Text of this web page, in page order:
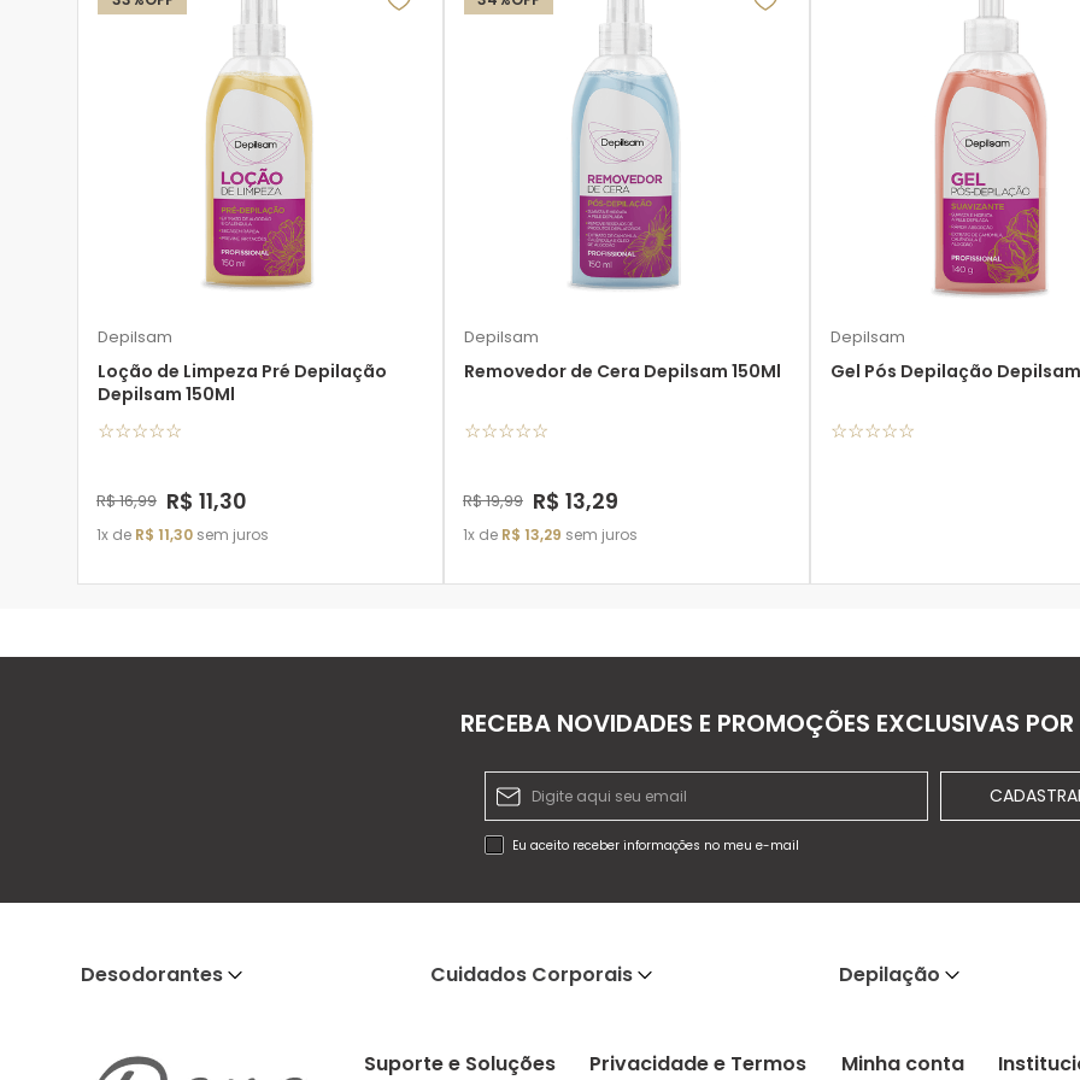
Depilsam
Loção de Limpeza Pré Depilação
Depilsam 150Ml
☆☆☆☆☆
R$16,99 R$ 11,30
1 de R$ 11,30 sem juros
Depilsam
Removedor de Cera Depilsam 150Ml
☆☆☆☆☆
R$19,99 R$ 13,29
1 de R$ 13,29 sem juros
Depilsam
Gel Pós Depilação
☆☆☆☆☆
RECEBA NOVIDADES E PROMOÇÕES EXCLUSIVAS
Eu aceito receber informações no meu e-mail
Desodorantes Cuidados Corporais Depilação
Suporte e Soluções Privacidade e Termos Minha conta